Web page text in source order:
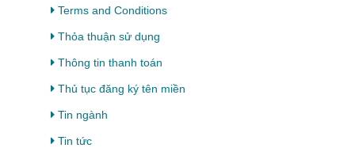
Terms and Conditions
Thỏa thuận sử dụng
Thông tin thanh toán
Thủ tục đăng ký tên miền
Tin ngành
Tin tức